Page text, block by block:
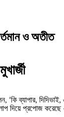
ও অতীত
‘কি ব্যাপার,
দিয়ে প্রপোজ